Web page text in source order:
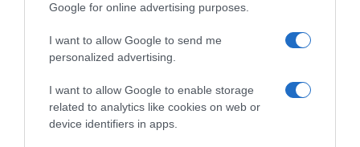
Google for online advertising purposes.
I want to allow Google to send me
personalized advertising.
I want to allow Google to enable storage
related to analytics like cookies on web or
device identifiers in apps.
Hogyan élj együtt egy érzelmileg elérhetetlen férfival? 8
szakértő tanács